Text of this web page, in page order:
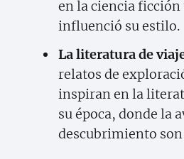
en la ciencia
influenció su estilo.
La literatura de
relatos de
inspiran en la
su época, donde la
descubrimiento